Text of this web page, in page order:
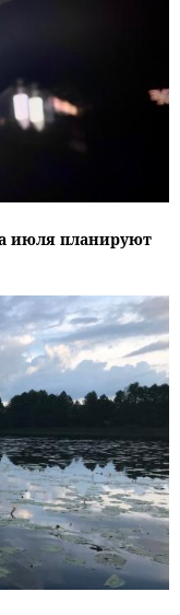
июля планируют